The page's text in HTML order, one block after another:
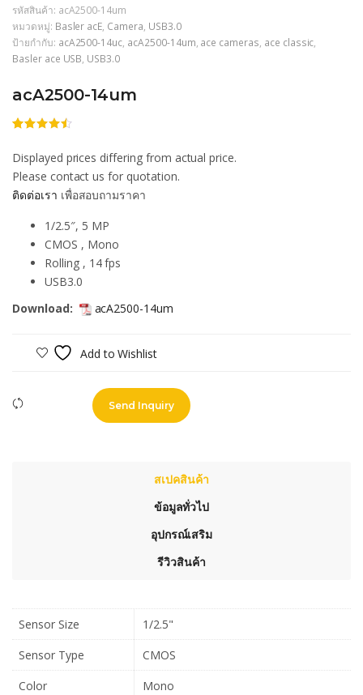
รหัสสินค้า: acA2500-14um
หมวดหมู่: Basler acE Camera USB3.0
ป้ายกำกับ: acA2500-14uc acA2500-14um ace cameras ace classic
Basler ace USB USB3.0
acA2500-14um
คะแนน
4.46จาก
5 คะแนน
การให้
ของลูกค้า
Displayed prices differing from actual price.
Please contact us for quotation.
ติดต่อเรา เพื่อสอบถามราคา
1/2.5″, 5 MP
CMOS , Mono
Rolling , 14 fps
USB3.0
Download:
acA2500-14um
Add to Wishlist
Send Inquiry
สเปคสินค้า
ข้อมูลทั่วไป
อุปกรณ์เสริม
รีวิวสินค้า
Sensor Size
1/2.5"
Sensor Type
CMOS
Color
Mono